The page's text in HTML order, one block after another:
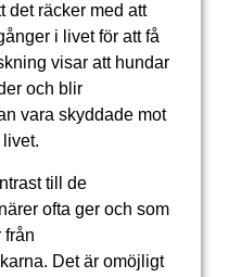
det räcker med att
i livet för att få
visar att hundar
och blir
vara skyddade mot
till de
ofta ger och som
från
Det är omöjligt